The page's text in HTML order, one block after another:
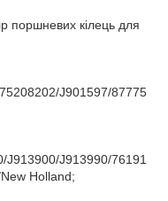
поршневих кілець для
J901597/87775
J913900/J913990/76191
Holland;